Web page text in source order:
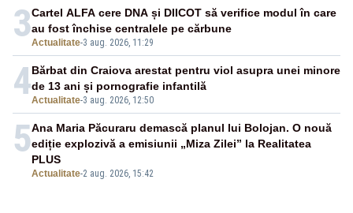
3Actualitate-3 aug. 2026, 11:29
Cartel ALFA cere DNA și DIICOT să verifice modul în care
au fost închise centralele pe cărbune
4Actualitate-3 aug. 2026, 12:50
Bărbat din Craiova arestat pentru viol asupra unei minore
de 13 ani și pornografie infantilă
5
Actualitate-2 aug. 2026, 15:42
Ana Maria Păcuraru demască planul lui Bolojan. O nouă
ediție explozivă a emisiunii „Miza Zilei” la Realitatea
PLUS